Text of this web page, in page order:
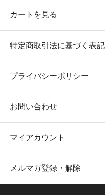
カートを見る
特定商取引法に基づく表記
プライバシーポリシー
お問い合わせ
マイアカウント
メルマガ登録・解除